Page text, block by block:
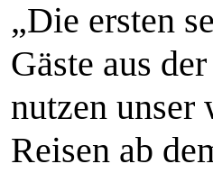
„Die ersten
Gäste aus
nutzen unser
Reisen ab